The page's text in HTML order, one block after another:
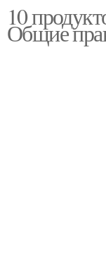
поджелудочной
10
Общие